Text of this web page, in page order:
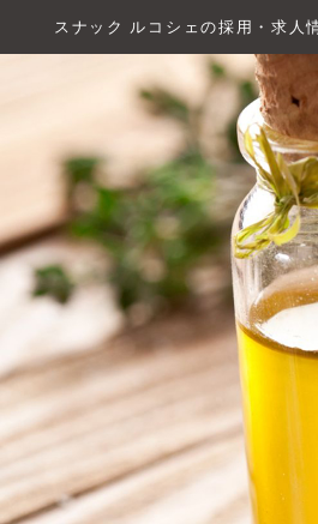
スナック ルコシェの採用・求人